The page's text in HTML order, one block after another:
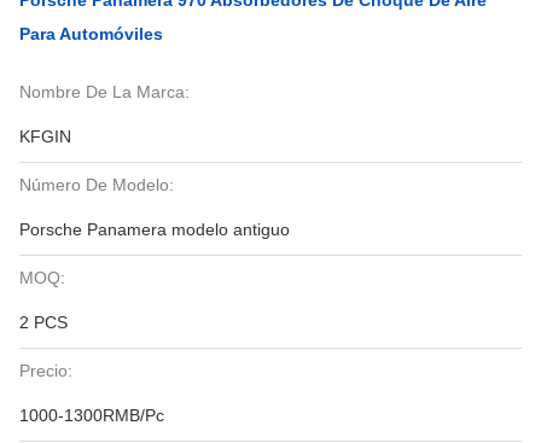
Para Automóviles
Nombre De La Marca:
KFGIN
Número De Modelo:
Porsche Panamera modelo antiguo
MOQ:
2 PCS
Precio:
1000-1300RMB/Pc